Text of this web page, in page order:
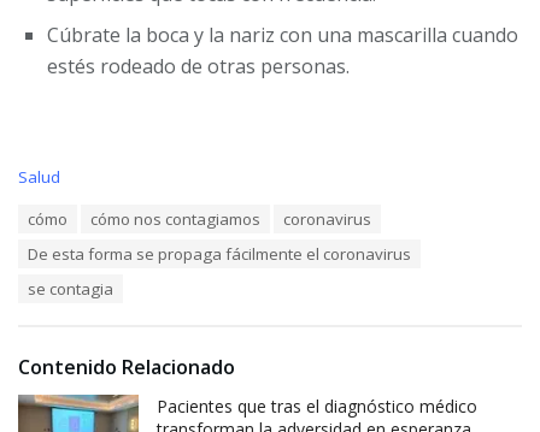
Cúbrate la boca y la nariz con una mascarilla cuando
estés rodeado de otras personas.
C
s
:
Salud
cómo cómo nos contagiamos
coronavirus
De esta forma se propaga fácilmente el coronavirus
se contagia
Contenido Relacionado
Pacientes que tras el diagnóstico médico